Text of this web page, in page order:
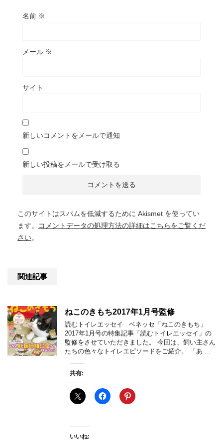
名前 ※
メール ※
サイト
新しいコメントをメールで通知
新しい投稿をメールで受け取る
このサイトはスパムを低減するために Akismet を使ってい
ます。
コメントデータの処理方法の詳細はこちらをご覧くだ
さい。
関連記事
ねこのきもち2017年1月号監修
読むトイレエッセイ ベネッセ「ねこのきもち」
2017年1月号の特集記事「読むトイレエッセイ」の
監修をさせていただきました。 今回は、飼い主さん
たちの色々なトイレエピソードをご紹介。 「あ …
共有:
いいね: